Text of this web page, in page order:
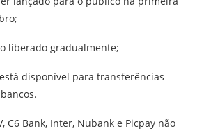
liberado gradualmente;
disponível para transferências
C6 Bank, Inter, Nubank e Picpay não